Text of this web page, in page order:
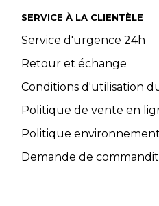
SERVICE À LA CLIENTÈLE
Service d'urgence 24h
Retour et échange
Conditions d'utilisation
Politique de vente en
Politique
Demande de